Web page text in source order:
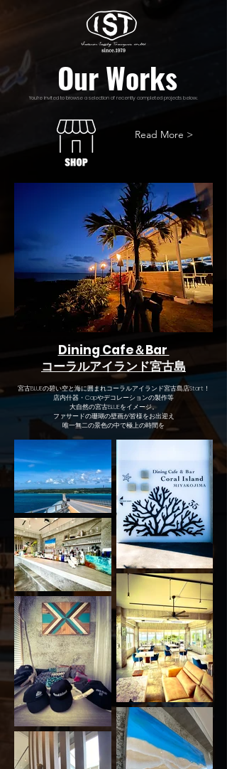
Our Works
You’re invited to browse a selection of recently completed projects below.
Read More >
Dining Cafe＆Bar
コーラルアイランド宮古島
宮古BLUEの碧い空と海に囲まれコーラルアイランド宮古島店Start！
店内什器・Capやデコレーションの製作等
大自然の宮古BLUEをイメージ。
​ファサードの珊瑚の壁画が皆様をお出迎え
唯一無二の景色の中で極上の時間を